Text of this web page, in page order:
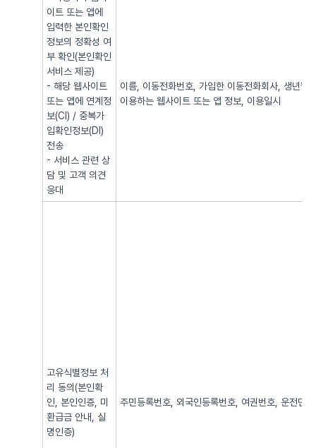
이트 또는 앱에
입력한 본인확인
정보의 정확성 여
부 확인(본인확인
서비스 제공)
- 해당 웹사이트
또는 앱에 연계정
보(CI) / 중복가
입확인정보(DI)
전송
- 서비스 관련 상
담 및 고객 의견
응대
이름, 이동전화번호, 가입한 이동전화회사, 생년
이용하는 웹사이트 또는 앱 정보, 이용일시
고유식별정보 처
리 동의(본인확
인, 본인인증, 미
환급금 안내, 실
명인증)
주민등록번호, 외국인등록번호, 여권번호, 운전면